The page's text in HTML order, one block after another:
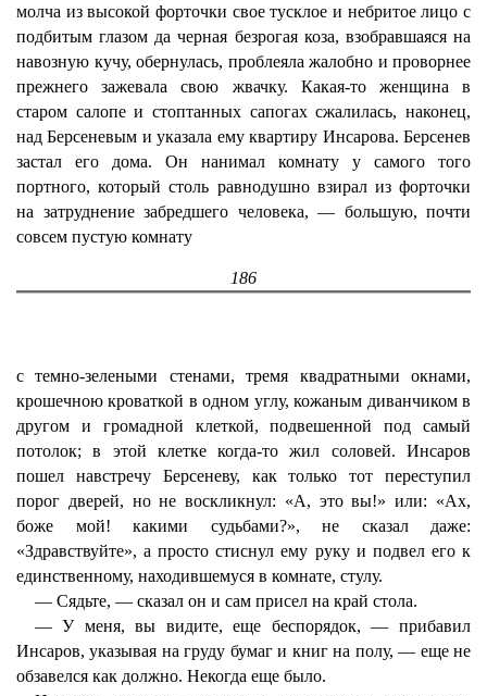
молча из высокой форточки свое тусклое и небритое лицо с
подбитым глазом да черная безрогая коза, взобравшаяся на
навозную кучу, обернулась, проблеяла жалобно и проворнее
прежнего зажевала свою жвачку. Какая-то женщина в
старом салопе и стоптанных сапогах сжалилась, наконец,
над Берсеневым и указала ему квартиру Инсарова. Берсенев
застал его дома. Он нанимал комнату у самого того
портного, который столь равнодушно взирал из форточки
на затруднение забредшего человека, — большую, почти
совсем пустую комнату
186
с темно-зелеными стенами, тремя квадратными окнами,
крошечною кроваткой в одном углу, кожаным диванчиком в
другом и громадной клеткой, подвешенной под самый
потолок; в этой клетке когда-то жил соловей. Инсаров
пошел навстречу Берсеневу, как только тот переступил
порог дверей, но не воскликнул: «А, это вы!» или: «Ах,
боже мой! какими судьбами?», не сказал даже:
«Здравствуйте», а просто стиснул ему руку и подвел его к
единственному, находившемуся в комнате, стулу.
— Сядьте, — сказал он и сам присел на край стола.
— У меня, вы видите, еще беспорядок, — прибавил
Инсаров, указывая на груду бумаг и книг на полу, — еще не
обзавелся как должно. Некогда еще было.